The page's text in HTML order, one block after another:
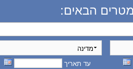
הבאים:
עד תאריך